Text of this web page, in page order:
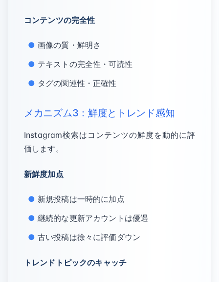
コンテンツの完全性
画像の質・鮮明さ
テキストの完全性・可読性
タグの関連性・正確性
メカニズム3：鮮度とトレンド感知
Instagram検索はコンテンツの鮮度を動的に評
価します。
新鮮度加点
新規投稿は一時的に加点
継続的な更新アカウントは優遇
古い投稿は徐々に評価ダウン
トレンドトピックのキャッチ